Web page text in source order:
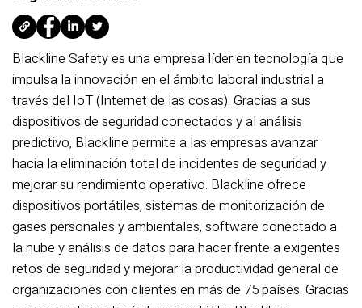
Blackline Safety es una empresa líder en tecnología que
impulsa la innovación en el ámbito laboral industrial a
través del IoT (Internet de las cosas). Gracias a sus
dispositivos de seguridad conectados y al análisis
predictivo, Blackline permite a las empresas avanzar
hacia la eliminación total de incidentes de seguridad y
mejorar su rendimiento operativo. Blackline ofrece
dispositivos portátiles, sistemas de monitorización de
gases personales y ambientales, software conectado a
la nube y análisis de datos para hacer frente a exigentes
retos de seguridad y mejorar la productividad general de
organizaciones con clientes en más de 75 países. Gracias